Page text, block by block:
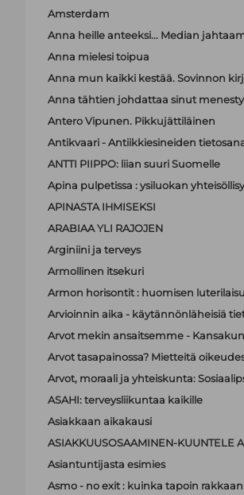
Amsterdam
Anna heille anteeksi... Median
Anna mielesi toipua
Anna mun kaikki kestää. Sovinnon
Anna tähtien johdattaa sinut
Antero Vipunen. Pikkujättiläinen
Antikvaari - Antiikkiesineiden
ANTTI PIIPPO: liian suuri Suomelle
Apina pulpetissa : ysiluokan
APINASTA IHMISEKSI
ARABIAA YLI RAJOJEN
Arginiini ja terveys
Armollinen itsekuri
Armon horisontit : huomisen
Arvioinnin aika - käytännönläheisiä
Arvot mekin ansaitsemme -
Arvot tasapainossa? Mietteitä
Arvot, moraali ja yhteiskunta:
ASAHI: terveysliikuntaa kaikille
Asiakkaan aikakausi
ASIAKKUUSOSAAMINEN-KUUNTELE
Asiantuntijasta esimies
Asmo - no exit : kuinka tapoin